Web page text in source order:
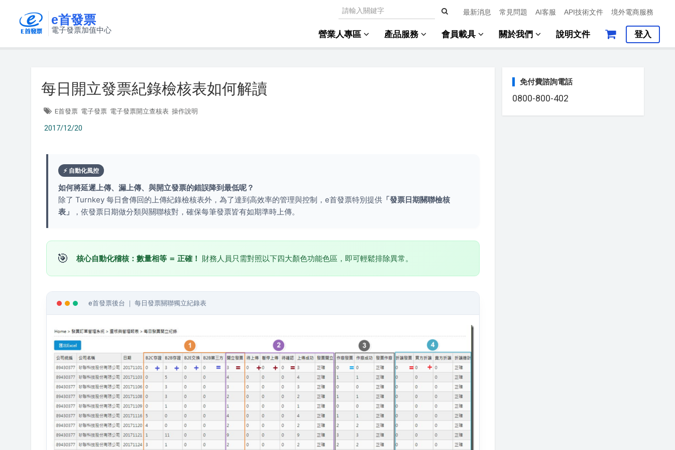
e首發票
電子發票加值中心
最新消息 常見問題 AI客服 API技術文件 境外電商服務
營業人專區 產品服務 會員載具 關於我們 說明文件 登入
每日開立發票紀錄檢核表如何解讀
E首發票 電子發票 電子發票開立查核表 操作說明
2017/12/20
⚡ 自動化風控
如何將延遲上傳、漏上傳、與開立發票的錯誤降到最低呢？
除了 Turnkey 每日會傳回的上傳紀錄檢核表外，為了達到高效率的管理與控制，e首發票特別提供 「發票日期關聯檢核
表」
，依發票日期做分類與關聯核對，確保每筆發票皆有如期準時上傳。
🎯 核心自動化稽核：數量相等 ＝ 正確！ 財務人員只需對照以下四大顏色功能色區，即可輕鬆排除異常。
e首發票後台 ｜ 每日發票關聯獨立紀錄表
免付費諮詢電話
0800-800-402